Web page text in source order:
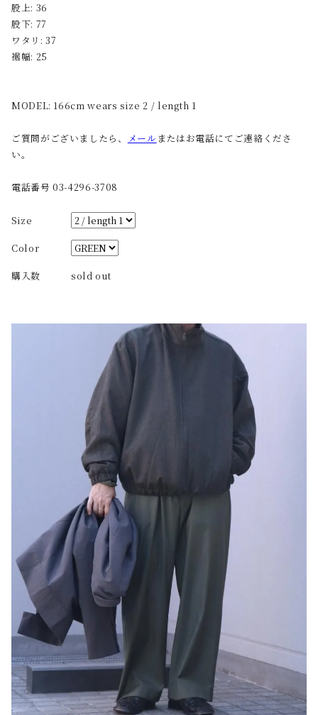
股上: 36
股下: 77
ワタリ: 37
裾幅: 25
MODEL: 166cm wears size 2 / length 1
ご質問がございましたら、 メール またはお電話にてご連絡くださ
い。
電話番号 03-4296-3708
Size
Color
購入数 sold out